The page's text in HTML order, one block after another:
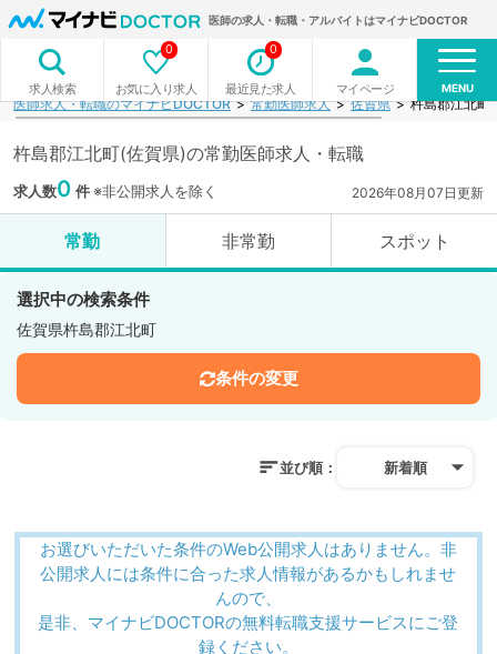
医師の求人・転職・アルバイトはマイナビDOCTOR
求人検索 お気に入り求人
0
最近見た求人
0
マイページ MENU
医師求人・転職のマイナビDOCTOR 常勤医師求人 佐賀県 杵島郡江北町
杵島郡江北町(佐賀県)の常勤医師求人・転職
求人数0 件※非公開求人を除く 2026年08月07日更新
常勤 非常勤 スポット
選択中の検索条件
佐賀県杵島郡江北町
条件の変更
並び順： 新着順
お選びいただいた条件のWeb公開求人はありません。非
公開求人には条件に合った求人情報があるかもしれませ
んので、
是非、マイナビDOCTORの無料転職支援サービスにご登
録ください。